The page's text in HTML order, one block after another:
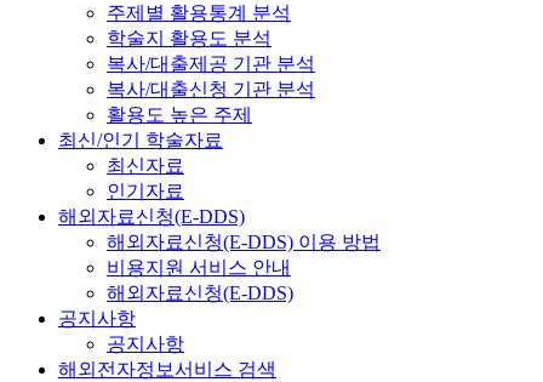
주제별 활용통계 분석
학술지 활용도 분석
복사/대출제공 기관 분석
복사/대출신청 기관 분석
활용도 높은 주제
최신/인기 학술자료
최신자료
인기자료
해외자료신청(E-DDS)
해외자료신청(E-DDS) 이용 방법
비용지원 서비스 안내
해외자료신청(E-DDS)
공지사항
공지사항
해외전자정보서비스 검색